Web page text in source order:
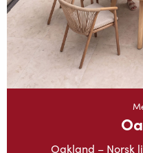
Oakland – Norsk